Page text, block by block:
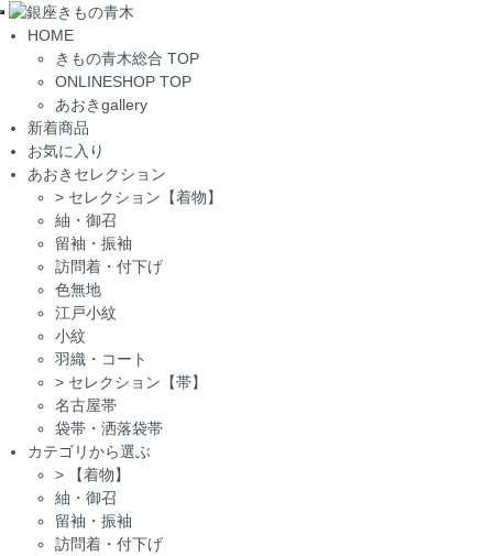
Toggle
navigation
HOME
きもの青木総合 TOP
ONLINESHOP TOP
あおきgallery
新着商品
お気に入り
あおきセレクション
> セレクション【着物】
紬・御召
留袖・振袖
訪問着・付下げ
色無地
江戸小紋
小紋
羽織・コート
> セレクション【帯】
名古屋帯
袋帯・洒落袋帯
カテゴリから選ぶ
>
【着物】
紬・御召
留袖・振袖
訪問着・付下げ